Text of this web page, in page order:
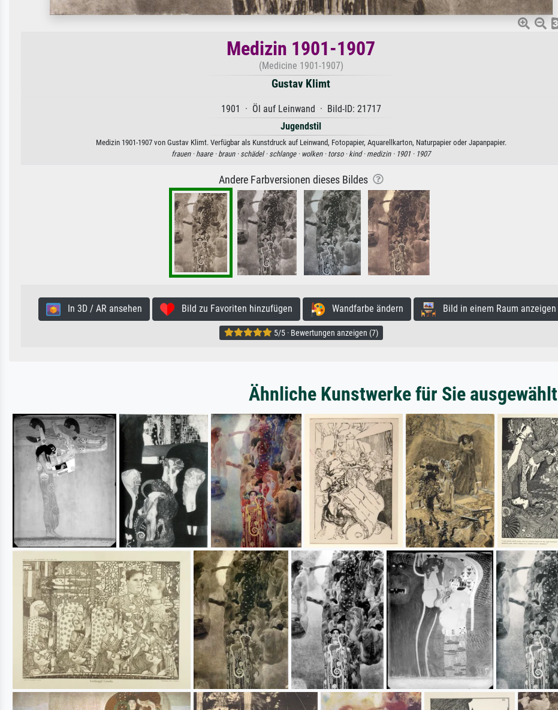
Medizin 1901-1907
(Medicine 1901-1907)
Gustav Klimt
1901 · Öl auf Leinwand · Bild-ID: 21717
Jugendstil
Medizin 1901-1907 von Gustav Klimt. Verfügbar als Kunstdruck auf Leinwand, Fotopapier, Aquarellkarton, Naturpapier oder Japanpapier.
frauen · haare · braun · schädel · schlange · wolken · torso · kind · medizin · 1901 · 1907
Andere Farbversionen dieses Bildes
In 3D / AR ansehen Bild zu Favoriten hinzufügen Wandfarbe ändern Bild in einem Raum anzeigen
5/5 · Bewertungen anzeigen (7)
Ähnliche Kunstwerke für Sie ausgewählt